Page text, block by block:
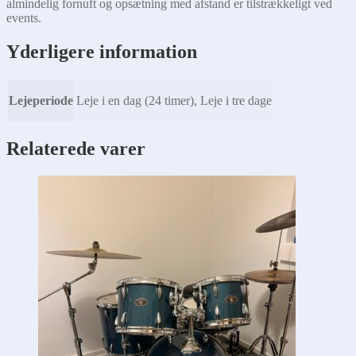
almindelig fornuft og opsætning med afstand er tilstrækkeligt ved
events.
Yderligere information
Lejeperiode Leje i en dag (24 timer), Leje i tre dage
Relaterede varer